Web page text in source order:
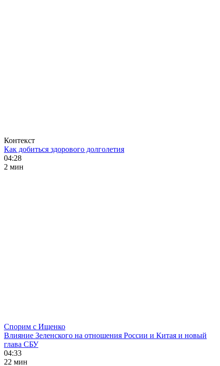
Контекст
Как добиться здорового долголетия
04:28
2 мин
Спорим с Ищенко
Влияние Зеленского на отношения России и Китая и новый
глава СБУ
04:33
22 мин